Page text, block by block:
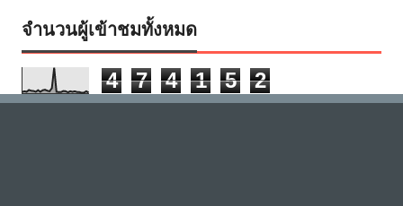
จำนวนผู้เข้าชมทั้งหมด
4 7 4 1 5 2